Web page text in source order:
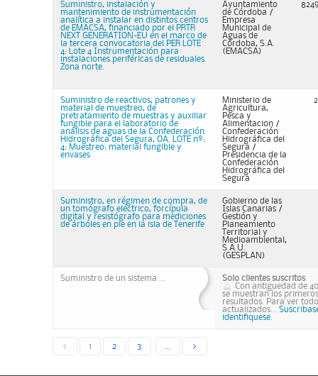
Suministro, instalación y
mantenimiento de instrumentación
analítica a instalar en distintos centros
de EMACSA, financiado por el PRTR
NEXT GENERATION-EU en el marco de
la tercera convocatoria del PER LOTE
4: Lote 4 Instrumentación para
instalaciones periféricas de residuales.
Zona norte.
Ayuntamiento
de Córdoba /
Empresa
Municipal de
Aguas de
Córdoba, S.A.
(EMACSA)
Suministro de reactivos, patrones y
material de muestreo, de
pretratamiento de muestras y auxiliar
fungible para el laboratorio de
análisis de aguas de la Confederación
Hidrográfica del Segura, OA. LOTE nº:
4: Muestreo: material fungible y
envases
Ministerio de
Agricultura,
Pesca y
Alimentacion /
Confederación
Hidrográfica del
Segura /
Presidencia de la
Confederación
Hidrográfica del
Segura
Suministro, en régimen de compra, de
un tomógrafo eléctrico, forcípula
digital y resistógrafo para mediciones
de árboles en pie en la isla de Tenerife
Gobierno de las
Islas Canarias /
Gestión y
Planeamiento
Territorial y
Medioambiental,
S.A.U.
(GESPLAN)
Suministro de un sistema ...
Solo clientes suscritos
Con antiguedad de
se muestran los
resultados. Para ver
actualizados...
identifiquese.
< 1 2 3 >